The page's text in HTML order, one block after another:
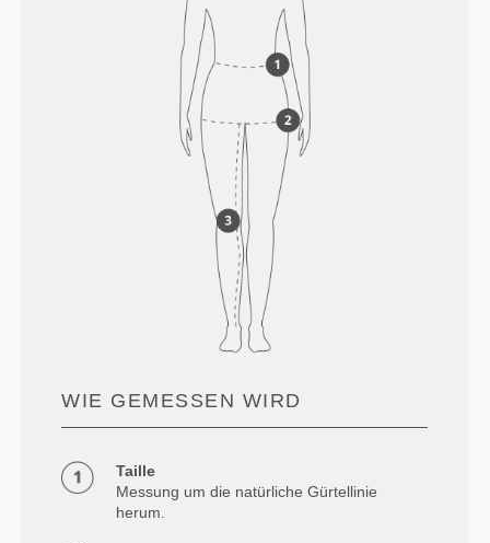
WIE GEMESSEN WIRD
Taille
Messung um die natürliche Gürtellinie
herum.